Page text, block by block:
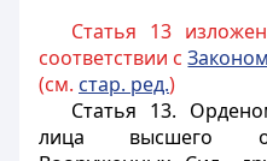
Статья 13
соответствии сЗаконом
(см. стар. ред.)
Статья 13.
лица высшего